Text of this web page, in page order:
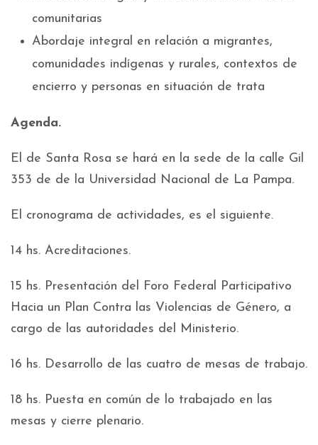
comunitarias
Abordaje integral en relación a migrantes,
comunidades indígenas y rurales, contextos de
encierro y personas en situación de trata
Agenda.
El de Santa Rosa se hará en la sede de la calle Gil
353 de de la Universidad Nacional de La Pampa.
El cronograma de actividades, es el siguiente.
14 hs. Acreditaciones.
15 hs. Presentación del Foro Federal Participativo
Hacia un Plan Contra las Violencias de Género, a
cargo de las autoridades del Ministerio.
16 hs. Desarrollo de las cuatro de mesas de trabajo.
18 hs. Puesta en común de lo trabajado en las
mesas y cierre plenario.